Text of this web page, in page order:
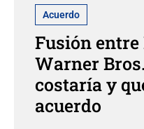
Acuerdo
Fusión
Warner
costaría y
acuerdo